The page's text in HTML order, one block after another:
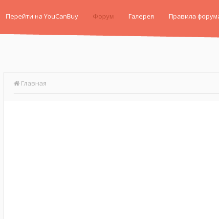
Перейти на YouCanBuy Форум Галерея Правила
Главная